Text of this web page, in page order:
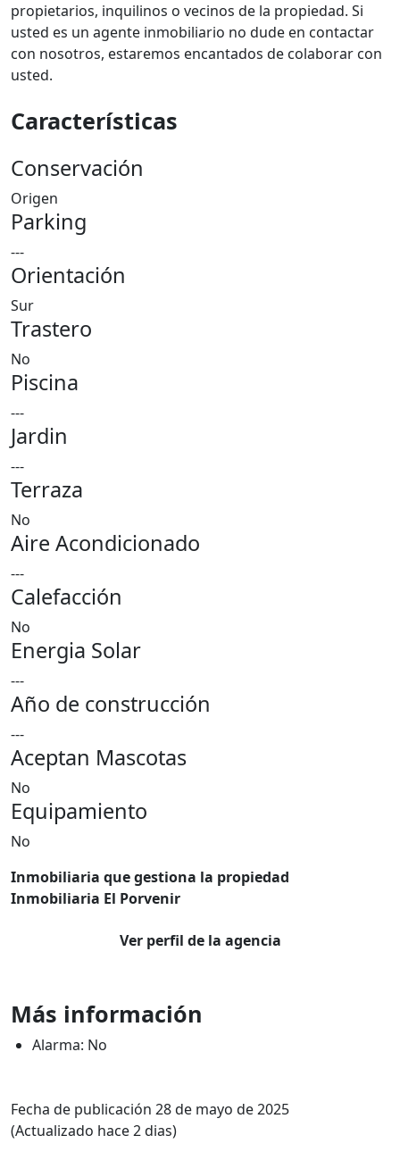
propietarios, inquilinos o vecinos de la propiedad. Si
usted es un agente inmobiliario no dude en contactar
con nosotros, estaremos encantados de colaborar con
usted.
Características
Conservación
Origen
Parking
---
Orientación
Sur
Trastero
No
Piscina
---
Jardin
---
Terraza
No
Aire Acondicionado
---
Calefacción
No
Energia Solar
---
Año de construcción
---
Aceptan Mascotas
No
Equipamiento
No
Inmobiliaria que gestiona la propiedad
Inmobiliaria El Porvenir
Ver perfil de la agencia
Más información
Alarma: No
Fecha de publicación 28 de mayo de 2025
(Actualizado hace 2 dias)